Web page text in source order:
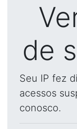
de
Seu IP fez
acessos
conosco.